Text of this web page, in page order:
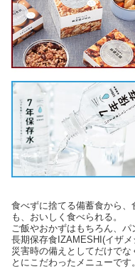
食べずに捨てる備蓄食から
も、おいしく食べられる。
ご飯やおかずはもちろん、
長期保存食IZAMESHI(イザメ
災害時の備えとしてだけで
とにこだわったメニューです。